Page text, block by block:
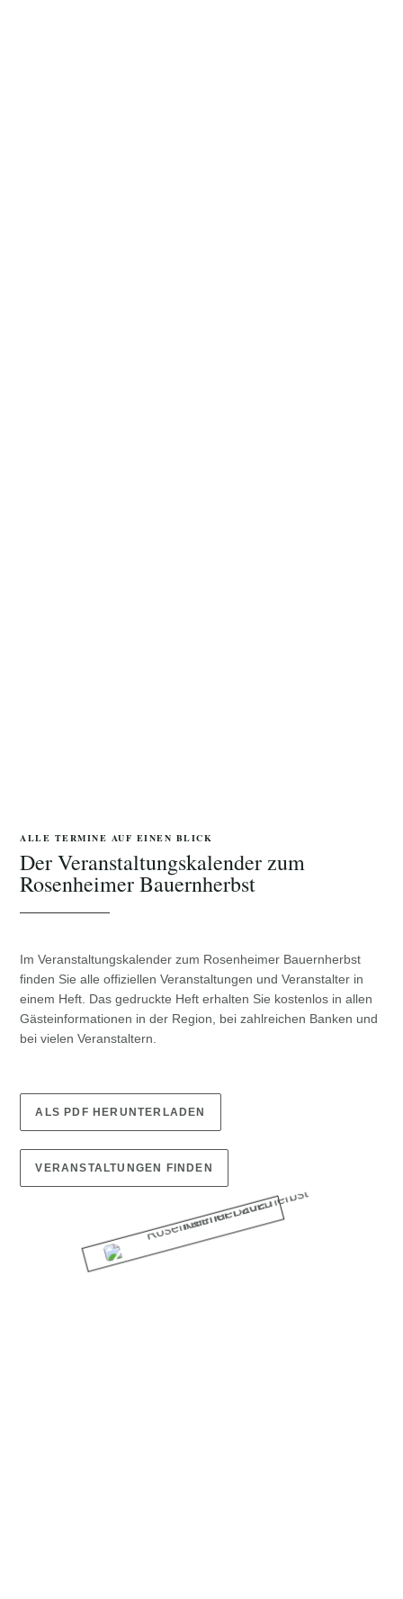
ALLE TERMINE AUF EINEN BLICK
Der Veranstaltungskalender zum
Rosenheimer Bauernherbst
Im Veranstaltungskalender zum Rosenheimer Bauernherbst
finden Sie alle offiziellen Veranstaltungen und Veranstalter in
einem Heft. Das gedruckte Heft erhalten Sie kostenlos in allen
Gästeinformationen in der Region, bei zahlreichen Banken und
bei vielen Veranstaltern.
ALS PDF HERUNTERLADEN
VERANSTALTUNGEN FINDEN